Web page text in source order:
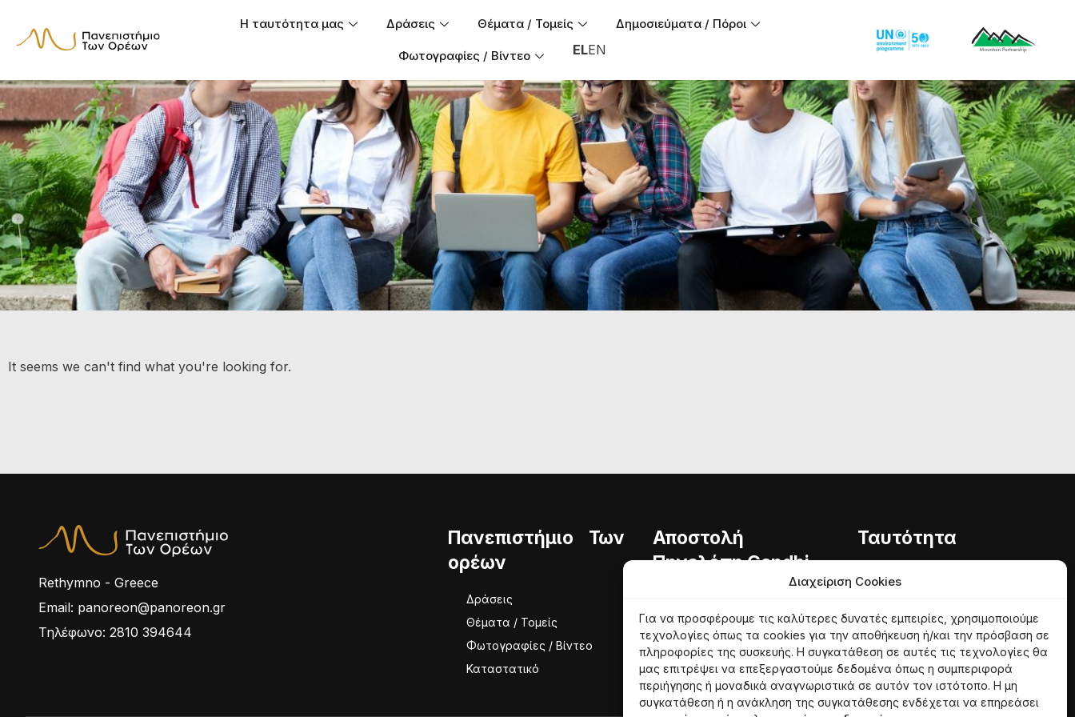
Διαχείριση Cookies
Για να προσφέρουμε τις καλύτερες δυνατές εμπειρίες, χρησιμοποιούμε
τεχνολογίες όπως τα cookies για την αποθήκευση ή/και την πρόσβαση σε
πληροφορίες της συσκευής. Η συγκατάθεση σε αυτές τις τεχνολογίες θα
μας επιτρέψει να επεξεργαστούμε δεδομένα όπως η συμπεριφορά
περιήγησης ή μοναδικά αναγνωριστικά σε αυτόν τον ιστότοπο. Η μη
συγκατάθεση ή η ανάκληση της συγκατάθεσης ενδέχεται να επηρεάσει
Η ταυτότητα μας Δράσεις Θέματα / Τομείς Δημοσιεύματα / Πόροι
Φωτογραφίες / Βίντεο ELEN
It seems we can't find what you're looking for.
Rethymno - Greece
Email: panoreon@panoreon.gr
Τηλέφωνο: 2810 394644
Πανεπιστήμιο Των
ορέων
Δράσεις
Θέματα / Τομείς
Φωτογραφίες / Βίντεο
Καταστατικό
Αποστολή
Πηνελόπη Gandhi
Φιλοσοφία
Ομάδα
Ταυτότητα
Φιλοσοφία